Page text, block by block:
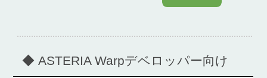
◆ASTERIA Warpデベロッパー向け